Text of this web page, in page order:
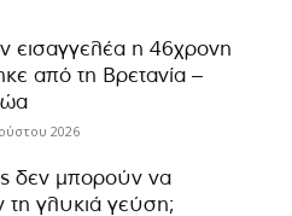
εισαγγελέα η 46χρονη
από τη Βρετανία –
2026
δεν μπορούν να
τη γλυκιά γεύση;